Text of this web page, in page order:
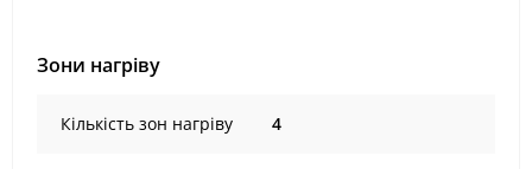
Зони нагріву
Кількість зон нагріву 4